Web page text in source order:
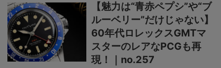
【魅力は“青赤ペプシ”や“ブ
ルーベリー”だけじゃない】
60年代ロレックスGMTマ
スターのレアなPCGも再
現！｜no.257